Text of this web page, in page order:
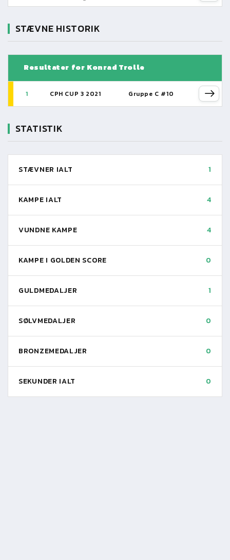
STÆVNE HISTORIK
Resultater for Konrad Trolle
1 CPH CUP 3 2021 Gruppe C #10
STATISTIK
STÆVNER IALT 1
KAMPE IALT 4
VUNDNE KAMPE 4
KAMPE I GOLDEN SCORE 0
GULDMEDALJER 1
SØLVMEDALJER 0
BRONZEMEDALJER 0
SEKUNDER IALT 0